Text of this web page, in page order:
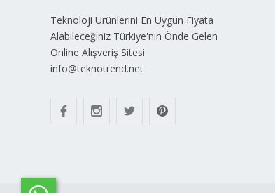
Teknoloji Ürünlerini En Uygun Fiyata
Alabileceğiniz Türkiye'nin Önde Gelen
Online Alışveriş Sitesi
info@teknotrend.net